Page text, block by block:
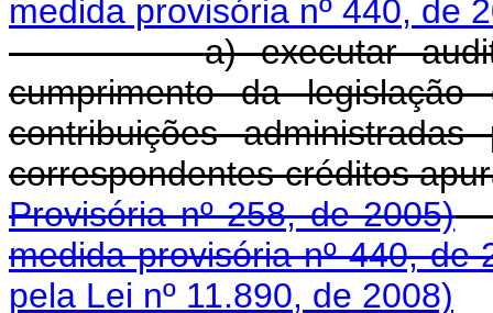
medida provisória nº 440, de
a) executar
cumprimento da
contribuições
correspondentes
Provisória nº 258, de 2005)
medida provisória nº 440, de
pela Lei nº 11.890, de 2008)